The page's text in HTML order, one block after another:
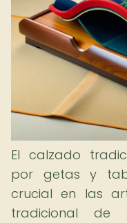
El calzado
por getas y
crucial en las
tradicional de